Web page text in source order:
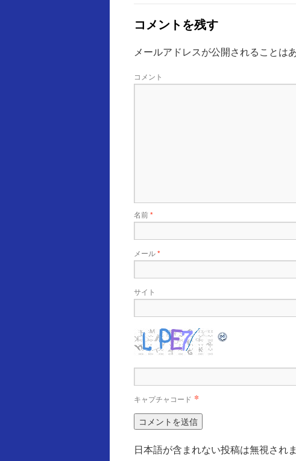
コメントを残す
メールアドレスが公開されることは
コメント
名前*
メール*
サイト
キャプチャコード *
日本語が含まれない投稿は無視され